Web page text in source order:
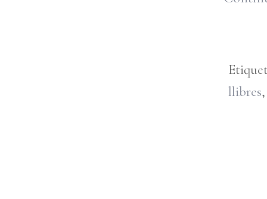
llibres